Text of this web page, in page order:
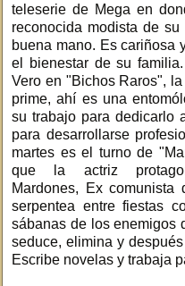
teleserie de Mega en
reconocida modista de
buena mano. Es cariñosa
el bienestar de su
Vero en "Bichos Raros",
prime, ahí es una
su trabajo para dedicarlo
para desarrollarse
martes es el turno de
que la actriz
Mardones, Ex comunista
serpentea entre fiestas
sábanas de los enemigos
seduce, elimina y
Escribe novelas y trabaja